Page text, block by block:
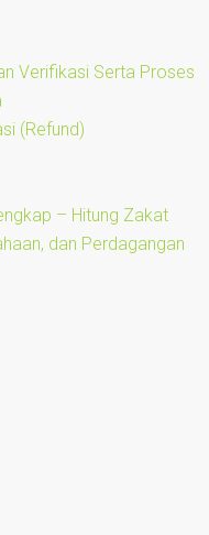
Verifikasi Serta Proses
(Refund)
– Hitung Zakat
dan Perdagangan